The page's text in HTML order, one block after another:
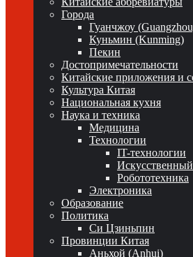
Города
Гуанчжоу
Куньмин (Kunming)
Пекин
Достопримечательности
Китайские приложения и
Культура Китая
Национальная кухня
Наука и техника
Медицина
Технологии
IT-технологии
Робототехника
Электроника
Образование
Политика
Си Цзиньпин
Провинции Китая
Аньхой (Anhui)